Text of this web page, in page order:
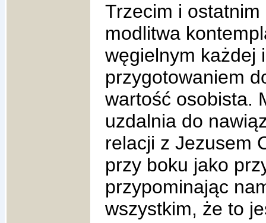
Trzecim i
modlitwa
węgielnym każdej
przygotowaniem
wartość osobista.
uzdalnia do
relacji z Jezusem
przy boku jako
przypominając
wszystkim, że to